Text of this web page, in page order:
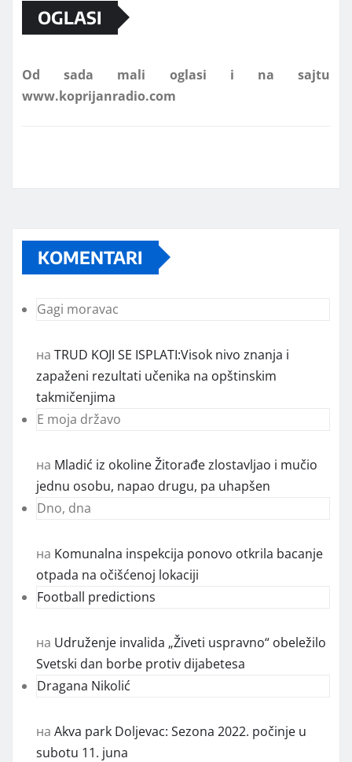
OGLASI
Od sada mali oglasi i na sajtu
KOMENTARI
Gagi moravac
на TRUD KOJI SE ISPLATI:Visok nivo znanja i
zapaženi rezultati učenika na opštinskim
takmičenjima
E moja državo
на Mladić iz okoline Žitorađe zlostavljao i mučio
jednu osobu, napao drugu, pa uhapšen
Dno, dna
на Komunalna inspekcija ponovo otkrila bacanje
otpada na očišćenoj lokaciji
Football predictions
на Udruženje invalida „Živeti uspravno“ obeležilo
Svetski dan borbe protiv dijabetesa
Dragana Nikolić
на Akva park Doljevac: Sezona 2022. počinje u
subotu 11. juna